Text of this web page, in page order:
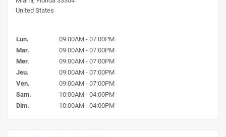
United States
Lun.
09:00AM - 07:00PM
Mar.
09:00AM - 07:00PM
Mer.
09:00AM - 07:00PM
Jeu.
09:00AM - 07:00PM
Ven.
09:00AM - 07:00PM
Sam.
10:00AM - 04:00PM
Dim.
10:00AM - 04:00PM